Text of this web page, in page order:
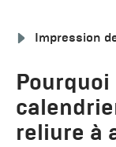
Impression
reliure à